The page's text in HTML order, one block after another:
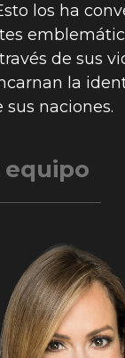
los ha
de sus
la
sus naciones.